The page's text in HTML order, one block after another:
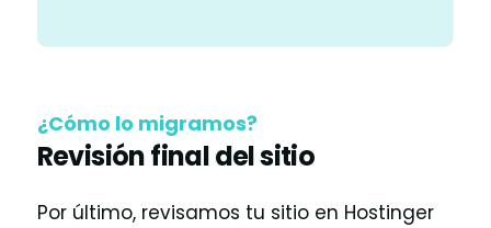
¿Cómo lo migramos?
Revisión final del sitio
Por último, revisamos tu sitio en Hostinger